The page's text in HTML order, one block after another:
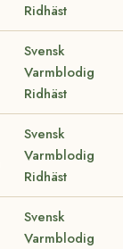
Ridhäst
Svensk
Varmblodig
Ridhäst
Svensk
Varmblodig
Ridhäst
Svensk
Varmblodig